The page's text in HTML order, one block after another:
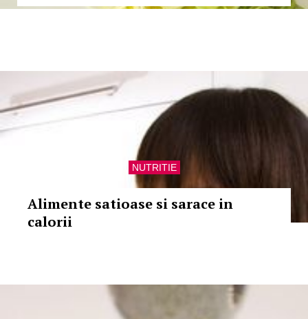
NUTRITIE
Alimente satioase si sarace in
calorii